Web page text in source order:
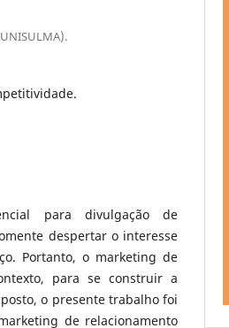
para divulgação de
despertar o interesse
Portanto, o marketing de
para se construir a
o presente trabalho foi
de relacionamento